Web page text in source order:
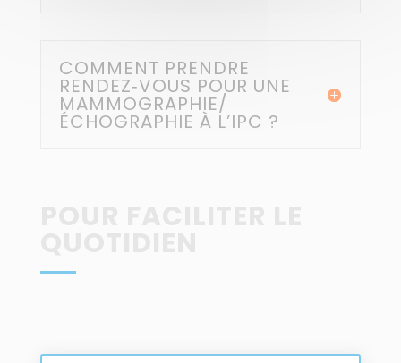
COMMENT PRENDRE
RENDEZ‑VOUS POUR UNE
MAMMOGRAPHIE/
ÉCHOGRAPHIE À L’IPC ?